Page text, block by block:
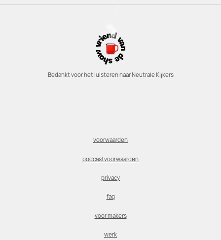
Bedankt voor het luisteren naar Neutrale Kijkers
voorwaarden
podcastvoorwaarden
privacy
faq
voor makers
werk